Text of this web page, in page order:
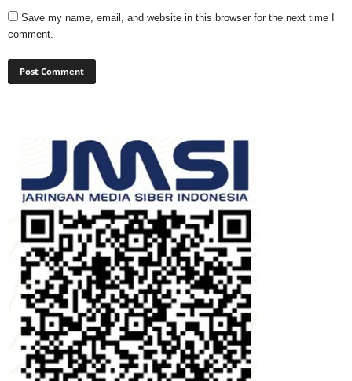
Save my name, email, and website in this browser for the next time I
comment.